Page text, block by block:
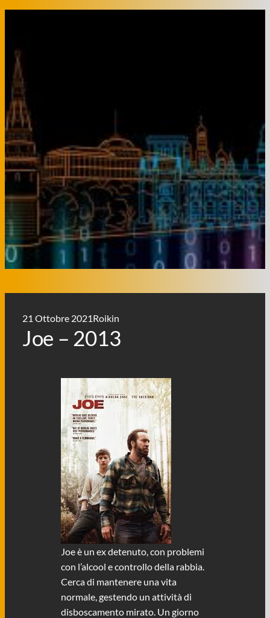
21 Ottobre 2021Roikin
Joe – 2013
Joe è un ex detenuto, con problemi
con l’alcool e controllo della rabbia.
Cerca di mantenere una vita
normale, gestendo un attività di
disboscamento mirato. Un giorno